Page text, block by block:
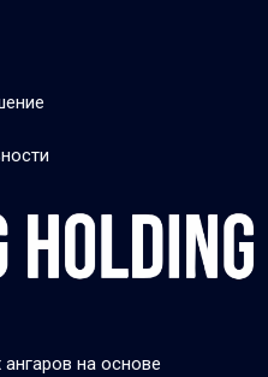
на основе